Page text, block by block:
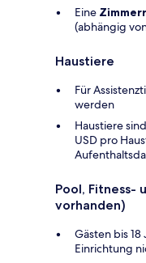
Eine
(abhängig
Haustiere
Für
werden
Haustiere
USD pro
Pool, Fitness-
vorhanden)
Gästen bis
Einrichtung